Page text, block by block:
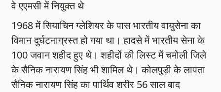
वे एएमसी में नियुक्त थे
1968 में सियाचिन ग्लेशियर के पास भारतीय वायुसेना का
विमान दुर्घटनाग्रस्त हो गया था। हादसे में भारतीय सेना के
100 जवान शहीद हुए थे। शहीदों की लिस्ट में चमोली जिले
के सैनिक नारायण सिंह भी शामिल थे। कोलपुड़ी के लापता
सैनिक नारायण सिंह का पार्थिव शरीर 56 साल बाद